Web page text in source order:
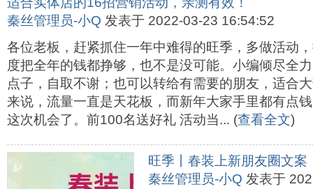
秦丝管理员-小Q 发表于 2022-03-23 16:54:52
各位老板，赶紧抓住一年中难得的旺季，多做活动
度把全年的钱都挣够，也不是没可能。小编倾尽全
点子，自取不谢；也可以转给有需要的朋友，适合
来说，流量一直是天花板，而新年大家手里都有点
这次机会了。前100名送好礼 活动当... (查看全文)
旺季丨春装上新朋友圈文案
秦丝管理员-小Q 发表于